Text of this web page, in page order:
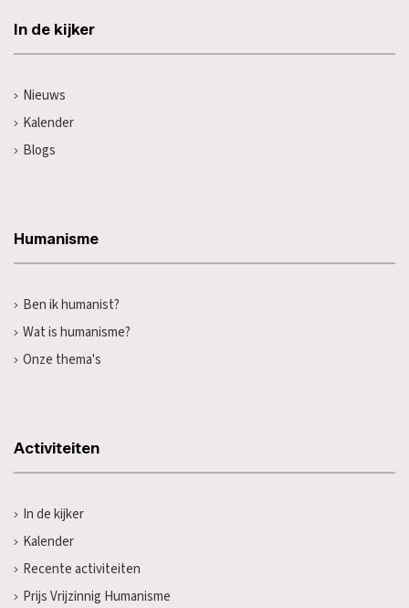
In de kijker
Nieuws
Kalender
Blogs
Humanisme
Ben ik humanist?
Wat is humanisme?
Onze thema's
Activiteiten
In de kijker
Kalender
Recente activiteiten
Prijs Vrijzinnig Humanisme